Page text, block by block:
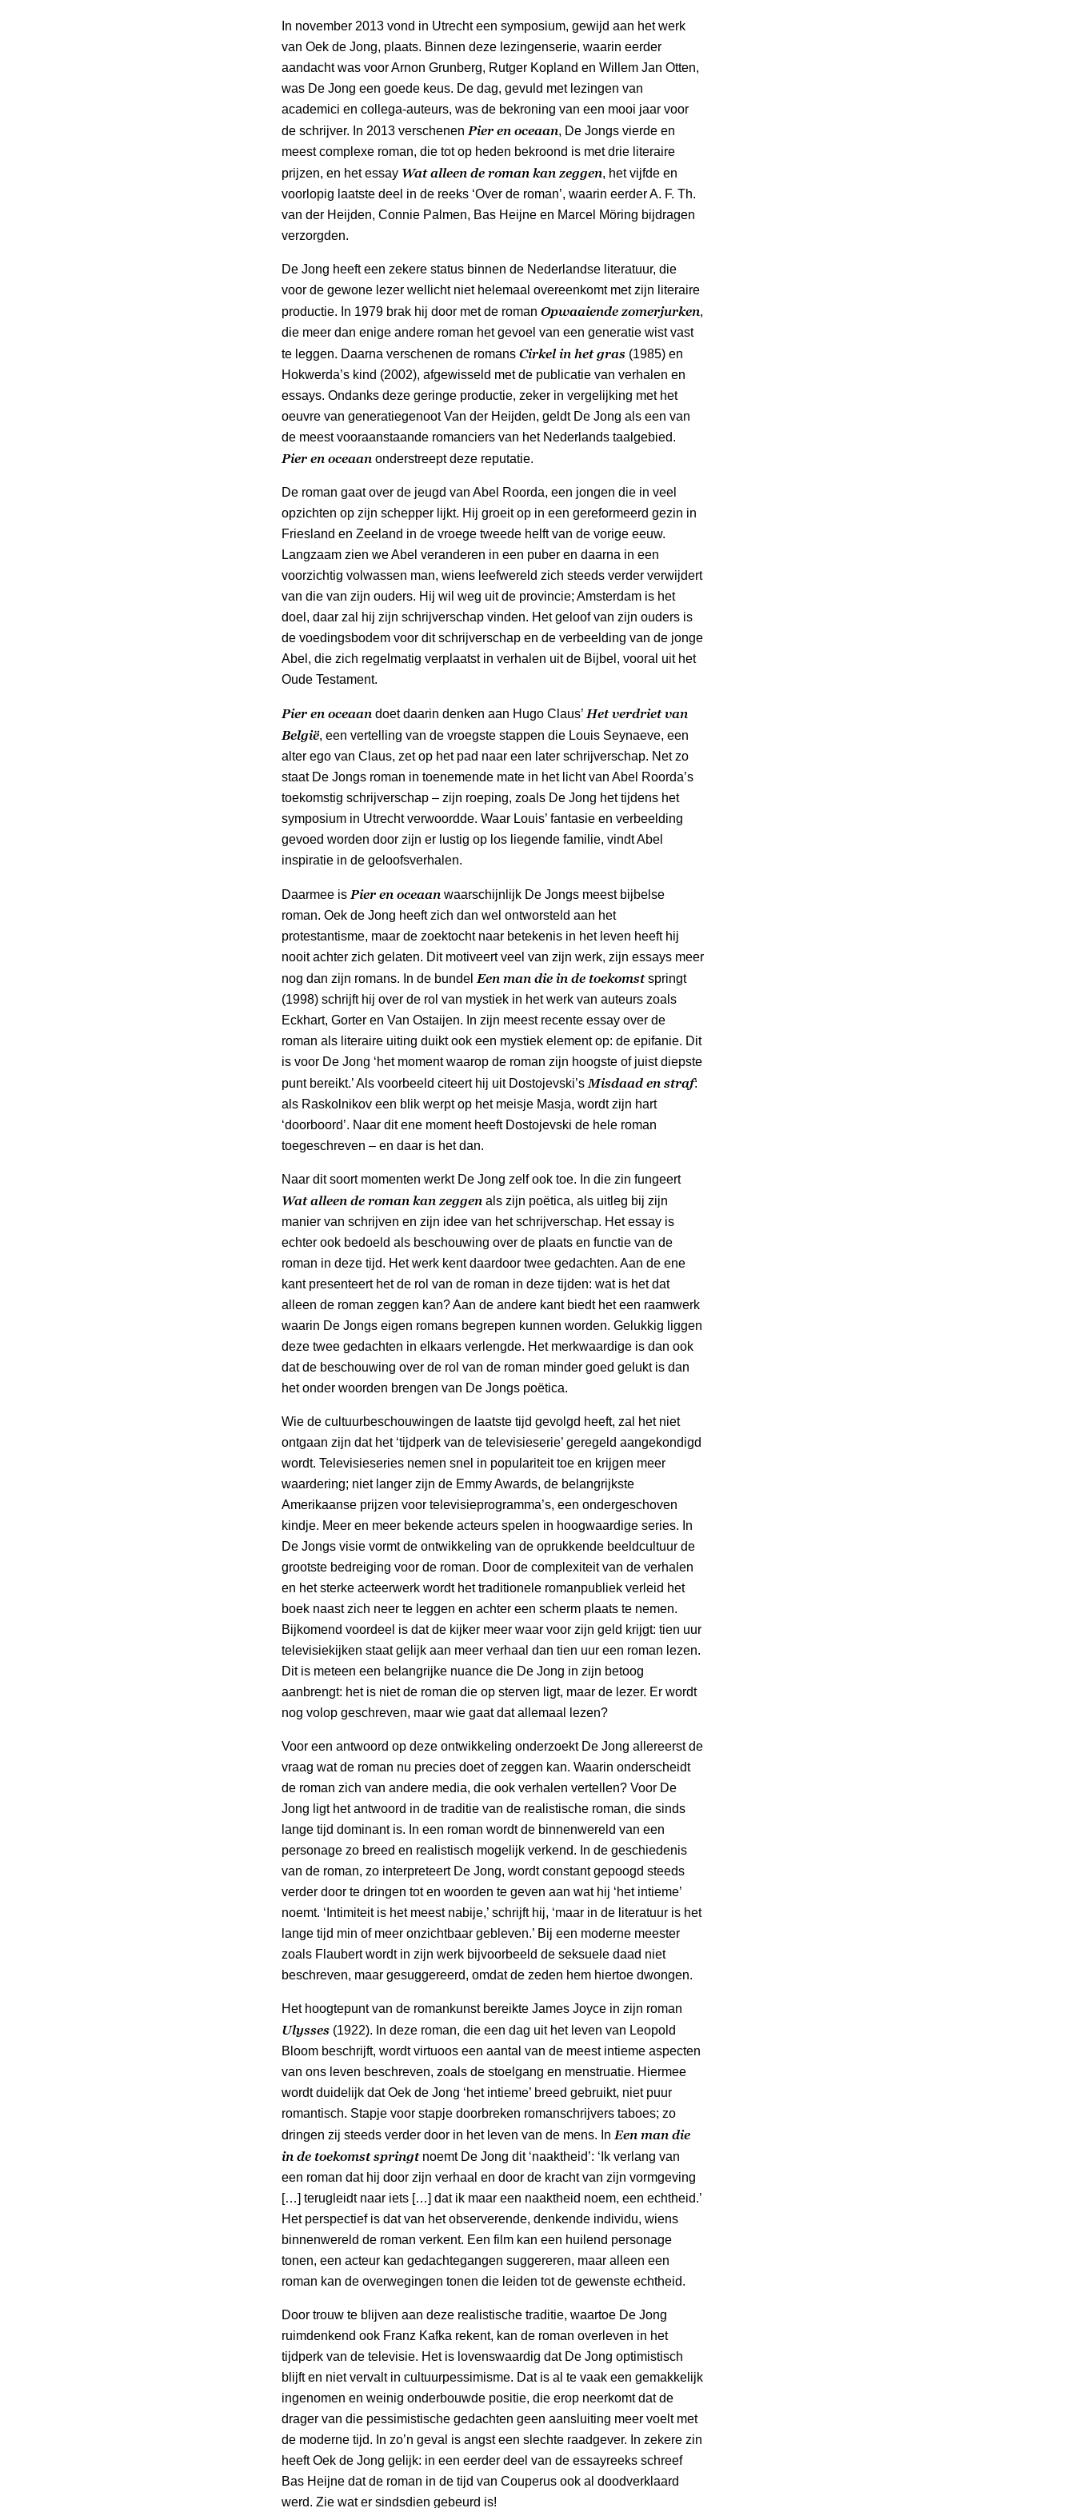
In november 2013 vond in Utrecht een symposium, gewijd aan het werk
van Oek de Jong, plaats. Binnen deze lezingenserie, waarin eerder
aandacht was voor Arnon Grunberg, Rutger Kopland en Willem Jan Otten,
was De Jong een goede keus. De dag, gevuld met lezingen van
academici en collega-auteurs, was de bekroning van een mooi jaar voor
de schrijver. In 2013 verschenen Pier en oceaan, De Jongs vierde en
meest complexe roman, die tot op heden bekroond is met drie literaire
prijzen, en het essay Wat alleen de roman kan zeggen, het vijfde en
voorlopig laatste deel in de reeks ‘Over de roman’, waarin eerder A. F. Th.
van der Heijden, Connie Palmen, Bas Heijne en Marcel Möring bijdragen
verzorgden.
De Jong heeft een zekere status binnen de Nederlandse literatuur, die
voor de gewone lezer wellicht niet helemaal overeenkomt met zijn literaire
productie. In 1979 brak hij door met de roman Opwaaiende zomerjurken,
die meer dan enige andere roman het gevoel van een generatie wist vast
te leggen. Daarna verschenen de romans Cirkel in het gras (1985) en
Hokwerda’s kind (2002), afgewisseld met de publicatie van verhalen en
essays. Ondanks deze geringe productie, zeker in vergelijking met het
oeuvre van generatiegenoot Van der Heijden, geldt De Jong als een van
de meest vooraanstaande romanciers van het Nederlands taalgebied.
Pier en oceaan onderstreept deze reputatie.
De roman gaat over de jeugd van Abel Roorda, een jongen die in veel
opzichten op zijn schepper lijkt. Hij groeit op in een gereformeerd gezin in
Friesland en Zeeland in de vroege tweede helft van de vorige eeuw.
Langzaam zien we Abel veranderen in een puber en daarna in een
voorzichtig volwassen man, wiens leefwereld zich steeds verder verwijdert
van die van zijn ouders. Hij wil weg uit de provincie; Amsterdam is het
doel, daar zal hij zijn schrijverschap vinden. Het geloof van zijn ouders is
de voedingsbodem voor dit schrijverschap en de verbeelding van de jonge
Abel, die zich regelmatig verplaatst in verhalen uit de Bijbel, vooral uit het
Oude Testament.
Pier en oceaan doet daarin denken aan Hugo Claus’ Het verdriet van
België, een vertelling van de vroegste stappen die Louis Seynaeve, een
alter ego van Claus, zet op het pad naar een later schrijverschap. Net zo
staat De Jongs roman in toenemende mate in het licht van Abel Roorda’s
toekomstig schrijverschap – zijn roeping, zoals De Jong het tijdens het
symposium in Utrecht verwoordde. Waar Louis’ fantasie en verbeelding
gevoed worden door zijn er lustig op los liegende familie, vindt Abel
inspiratie in de geloofsverhalen.
Daarmee is Pier en oceaan waarschijnlijk De Jongs meest bijbelse
roman. Oek de Jong heeft zich dan wel ontworsteld aan het
protestantisme, maar de zoektocht naar betekenis in het leven heeft hij
nooit achter zich gelaten. Dit motiveert veel van zijn werk, zijn essays meer
nog dan zijn romans. In de bundel Een man die in de toekomstspringt
(1998) schrijft hij over de rol van mystiek in het werk van auteurs zoals
Eckhart, Gorter en Van Ostaijen. In zijn meest recente essay over de
roman als literaire uiting duikt ook een mystiek element op: de epifanie. Dit
is voor De Jong ‘het moment waarop de roman zijn hoogste of juist diepste
punt bereikt.’ Als voorbeeld citeert hij uit Dostojevski’s Misdaad en straf:
als Raskolnikov een blik werpt op het meisje Masja, wordt zijn hart
‘doorboord’. Naar dit ene moment heeft Dostojevski de hele roman
toegeschreven – en daar is het dan.
Naar dit soort momenten werkt De Jong zelf ook toe. In die zin fungeert
Wat alleen de roman kan zeggen als zijn poëtica, als uitleg bij zijn
manier van schrijven en zijn idee van het schrijverschap. Het essay is
echter ook bedoeld als beschouwing over de plaats en functie van de
roman in deze tijd. Het werk kent daardoor twee gedachten. Aan de ene
kant presenteert het de rol van de roman in deze tijden: wat is het dat
alleen de roman zeggen kan? Aan de andere kant biedt het een raamwerk
waarin De Jongs eigen romans begrepen kunnen worden. Gelukkig liggen
deze twee gedachten in elkaars verlengde. Het merkwaardige is dan ook
dat de beschouwing over de rol van de roman minder goed gelukt is dan
het onder woorden brengen van De Jongs poëtica.
Wie de cultuurbeschouwingen de laatste tijd gevolgd heeft, zal het niet
ontgaan zijn dat het ‘tijdperk van de televisieserie’ geregeld aangekondigd
wordt. Televisieseries nemen snel in populariteit toe en krijgen meer
waardering; niet langer zijn de Emmy Awards, de belangrijkste
Amerikaanse prijzen voor televisieprogramma’s, een ondergeschoven
kindje. Meer en meer bekende acteurs spelen in hoogwaardige series. In
De Jongs visie vormt de ontwikkeling van de oprukkende beeldcultuur de
grootste bedreiging voor de roman. Door de complexiteit van de verhalen
en het sterke acteerwerk wordt het traditionele romanpubliek verleid het
boek naast zich neer te leggen en achter een scherm plaats te nemen.
Bijkomend voordeel is dat de kijker meer waar voor zijn geld krijgt: tien uur
televisiekijken staat gelijk aan meer verhaal dan tien uur een roman lezen.
Dit is meteen een belangrijke nuance die De Jong in zijn betoog
aanbrengt: het is niet de roman die op sterven ligt, maar de lezer. Er wordt
nog volop geschreven, maar wie gaat dat allemaal lezen?
Voor een antwoord op deze ontwikkeling onderzoekt De Jong allereerst de
vraag wat de roman nu precies doet of zeggen kan. Waarin onderscheidt
de roman zich van andere media, die ook verhalen vertellen? Voor De
Jong ligt het antwoord in de traditie van de realistische roman, die sinds
lange tijd dominant is. In een roman wordt de binnenwereld van een
personage zo breed en realistisch mogelijk verkend. In de geschiedenis
van de roman, zo interpreteert De Jong, wordt constant gepoogd steeds
verder door te dringen tot en woorden te geven aan wat hij ‘het intieme’
noemt. ‘Intimiteit is het meest nabije,’ schrijft hij, ‘maar in de literatuur is het
lange tijd min of meer onzichtbaar gebleven.’ Bij een moderne meester
zoals Flaubert wordt in zijn werk bijvoorbeeld de seksuele daad niet
beschreven, maar gesuggereerd, omdat de zeden hem hiertoe dwongen.
Het hoogtepunt van de romankunst bereikte James Joyce in zijn roman
Ulysses (1922). In deze roman, die een dag uit het leven van Leopold
Bloom beschrijft, wordt virtuoos een aantal van de meest intieme aspecten
van ons leven beschreven, zoals de stoelgang en menstruatie. Hiermee
wordt duidelijk dat Oek de Jong ‘het intieme’ breed gebruikt, niet puur
romantisch. Stapje voor stapje doorbreken romanschrijvers taboes; zo
dringen zij steeds verder door in het leven van de mens. In Een man die
in de toekomst springtnoemt De Jong dit ‘naaktheid’: ‘Ik verlang van
een roman dat hij door zijn verhaal en door de kracht van zijn vormgeving
[…] terugleidt naar iets […] dat ik maar een naaktheid noem, een echtheid.’
Het perspectief is dat van het observerende, denkende individu, wiens
binnenwereld de roman verkent. Een film kan een huilend personage
tonen, een acteur kan gedachtegangen suggereren, maar alleen een
roman kan de overwegingen tonen die leiden tot de gewenste echtheid.
Door trouw te blijven aan deze realistische traditie, waartoe De Jong
ruimdenkend ook Franz Kafka rekent, kan de roman overleven in het
tijdperk van de televisie. Het is lovenswaardig dat De Jong optimistisch
blijft en niet vervalt in cultuurpessimisme. Dat is al te vaak een gemakkelijk
ingenomen en weinig onderbouwde positie, die erop neerkomt dat de
drager van die pessimistische gedachten geen aansluiting meer voelt met
de moderne tijd. In zo’n geval is angst een slechte raadgever. In zekere zin
heeft Oek de Jong gelijk: in een eerder deel van de essayreeks schreef
Bas Heijne dat de roman in de tijd van Couperus ook al doodverklaard
werd. Zie wat er sindsdien gebeurd is!